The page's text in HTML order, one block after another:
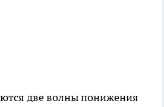
две волны понижения